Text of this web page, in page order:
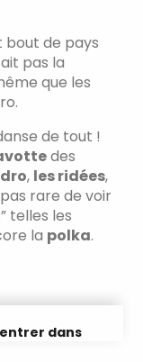
de pays
pas la
que les
de tout !
des
, les ridées,
pas rare de voir
telles les
la polka.
dans